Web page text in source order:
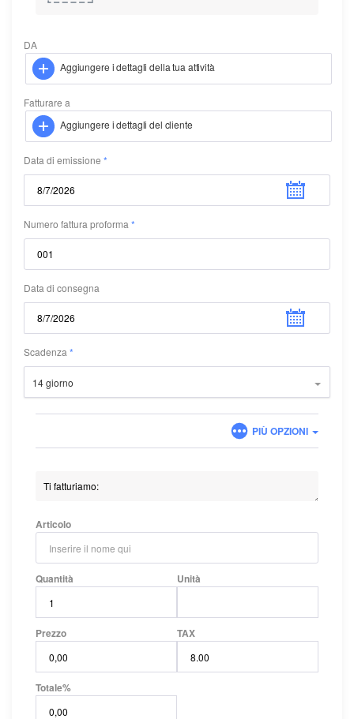
DA
Aggiungere i dettagli della tua attività
Fatturare a
Aggiungere i dettagli del cliente
Data di emissione
Numero fattura proforma
Data di consegna
Scadenza
14 giorno
PIÙ OPZIONI
Articolo
Quantità Unità
Prezzo TAX
Totale%